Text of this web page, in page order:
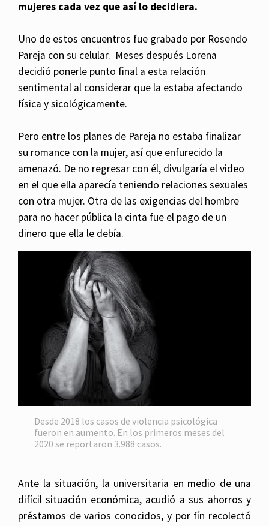
mujeres cada vez que así lo decidiera.
Uno de estos encuentros fue grabado por Rosendo
Pareja con su celular. Meses después Lorena
decidió ponerle punto final a esta relación
sentimental al considerar que la estaba afectando
física y sicológicamente.
Pero entre los planes de Pareja no estaba finalizar
su romance con la mujer, así que enfurecido la
amenazó. De no regresar con él, divulgaría el video
en el que ella aparecía teniendo relaciones sexuales
con otra mujer. Otra de las exigencias del hombre
para no hacer pública la cinta fue el pago de un
dinero que ella le debía.
Desde 2018 los casos de violencia psicológica
fueron en aumento. En los primeros meses del
2020 se reportaron 3.988 casos.
Ante la situación, la universitaria en medio de una
difícil situación económica, acudió a sus ahorros y
préstamos de varios conocidos, y por fín recolectó